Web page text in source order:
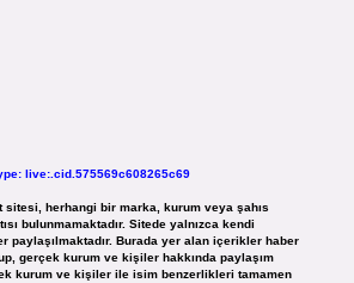
live:.cid.575569c608265c69
sitesi, herhangi bir marka, kurum veya şahıs
bulunmamaktadır. Sitede yalnızca kendi
paylaşılmaktadır. Burada yer alan içerikler haber
gerçek kurum ve kişiler hakkında paylaşım
kurum ve kişiler ile isim benzerlikleri tamamen